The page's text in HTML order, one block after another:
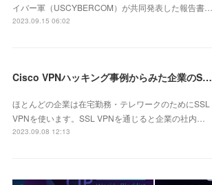
イバー軍（USCYBERCOM）が共同発表した報告書…
2023.09.15 06:02
Cisco VPNハッキング事例からみた企業のSSL VPN再点検の必要性
ほとんどの企業は在宅勤務・テレワークのためにSSL
VPNを使います。SSL VPNを通じると企業の社内…
2023.09.08 12:13